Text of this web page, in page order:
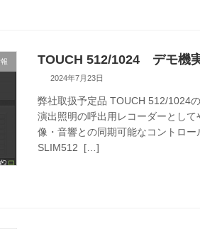
TOUCH 512/1024 デモ機
2024年7月23日
弊社取扱予定品 TOUCH 512/1024
演出照明の呼出用レコーダーとし
像・音響との同期可能なコントロ
SLIM512 […]